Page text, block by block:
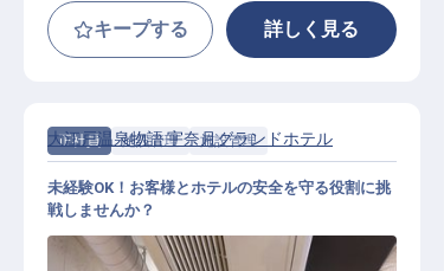
キープする 詳しく見る
正社員 施設管理 施設管理
大江戸温泉物語 宇奈月グランドホテル
未経験OK！お客様とホテルの安全を守る役割に挑
戦しませんか？